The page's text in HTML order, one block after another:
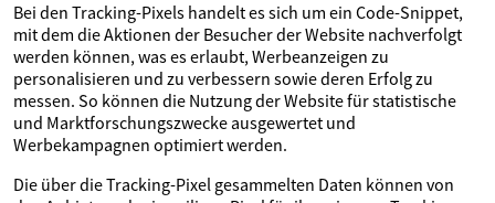
Bei den Tracking-Pixels handelt es sich um ein Code-Snippet,
mit dem die Aktionen der Besucher der Website nachverfolgt
werden können, was es erlaubt, Werbeanzeigen zu
personalisieren und zu verbessern sowie deren Erfolg zu
messen. So können die Nutzung der Website für statistische
und Marktforschungszwecke ausgewertet und
Werbekampagnen optimiert werden.
Die über die Tracking-Pixel gesammelten Daten können von